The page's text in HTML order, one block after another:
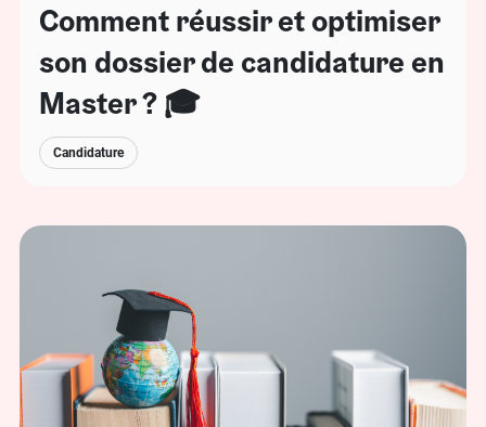
Comment réussir et optimiser
son dossier de candidature en
Master ? 🎓
Candidature